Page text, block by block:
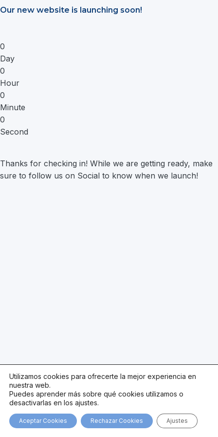
Saltar
Our new website is launching soon!
0
Day
0
Hour
0
Minute
0
Second
Thanks for checking in! While we are getting ready, make
sure to follow us on Social to know when we launch!
Utilizamos cookies para ofrecerte la mejor experiencia en
nuestra web.
Puedes aprender más sobre qué cookies utilizamos o
desactivarlas en los ajustes.
Aceptar Cookies Rechazar Cookies Ajustes